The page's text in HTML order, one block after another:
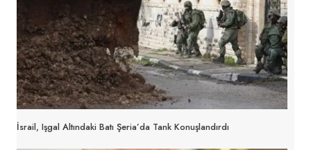
İsrail, Işgal Altındaki Batı Şeria’da Tank Konuşlandırdı